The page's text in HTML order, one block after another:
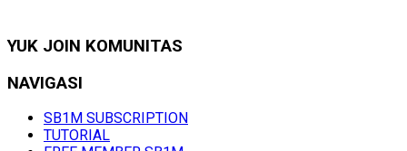
YUK JOIN KOMUNITAS
NAVIGASI
SB1M SUBSCRIPTION
TUTORIAL